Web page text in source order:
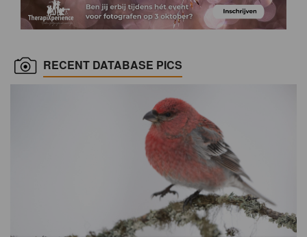
RECENT DATABASE PICS